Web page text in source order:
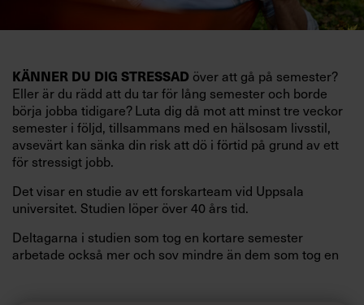
KÄNNER DU DIG STRESSAD över att gå på semester?
Eller är du rädd att du tar för lång semester och borde
börja jobba tidigare? Luta dig då mot att minst tre veckor
semester i följd, tillsammans med en hälsosam livsstil,
avsevärt kan sänka din risk att dö i förtid på grund av ett
för stressigt jobb.
Det visar en studie av ett forskarteam vid Uppsala
universitet. Studien löper över 40 års tid.
Deltagarna i studien som tog en kortare semester
arbetade också mer och sov mindre än dem som tog en